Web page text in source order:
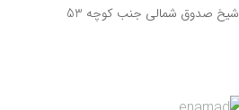
شیخ صدوق شمالی جنب کوچه 53